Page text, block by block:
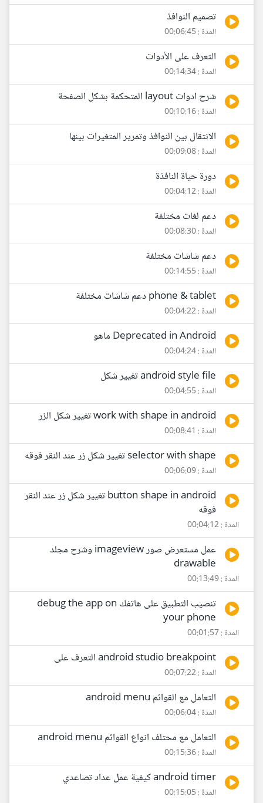
تصميم النوافذ
المدة : 00:06:45
التعرف على الأدوات
المدة : 00:14:34
شرح ادوات layout المتحكمة بشكل الصفحة
المدة : 00:10:16
الانتقال بين النوافذ وتمرير المتغيرات بينها
المدة : 00:09:08
دورة حياة النافذة
المدة : 00:04:12
دعم لغات مختلفة
المدة : 00:08:30
دعم شاشات مختلفة
المدة : 00:14:55
phone & tablet دعم شاشات مختلفة
المدة : 00:04:22
Deprecated in Android ماهو
المدة : 00:04:24
android style file تغيير شكل
المدة : 00:04:55
work with shape in android تغيير شكل الزر
المدة : 00:08:41
selector with shape تغيير شكل زر عند النقر فوقه
المدة : 00:06:09
button shape in android تغيير شكل زر عند النقر
فوقه
المدة : 00:04:12
عمل مستعرض صور imageview وشرح مجلد
drawable
المدة : 00:13:49
تنصيب التطبيق على هاتفك debug the app on
your phone
المدة : 00:01:57
android studio breakpoint التعرف على
المدة : 00:07:22
التعامل مع القوائم android menu
المدة : 00:06:04
التعامل مع محتلف انواع القوائم android menu
المدة : 00:15:36
android timer كيفية عمل عداد تصاعدي
المدة : 00:15:05